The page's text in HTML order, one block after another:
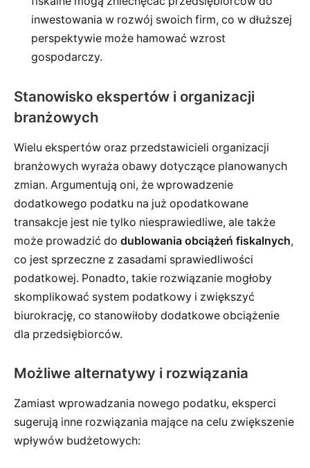
inwestowania w rozwój swoich firm, co w dłuższej
perspektywie może hamować wzrost
gospodarczy.
Stanowisko ekspertów i organizacji
branżowych
Wielu ekspertów oraz przedstawicieli organizacji
branżowych wyraża obawy dotyczące planowanych
zmian. Argumentują oni, że wprowadzenie
dodatkowego podatku na już opodatkowane
transakcje jest nie tylko niesprawiedliwe, ale także
może prowadzić do dublowania obciążeń fiskalnych,
co jest sprzeczne z zasadami sprawiedliwości
podatkowej. Ponadto, takie rozwiązanie mogłoby
skomplikować system podatkowy i zwiększyć
biurokrację, co stanowiłoby dodatkowe obciążenie
dla przedsiębiorców.
Możliwe alternatywy i rozwiązania
Zamiast wprowadzania nowego podatku, eksperci
sugerują inne rozwiązania mające na celu zwiększenie
wpływów budżetowych: